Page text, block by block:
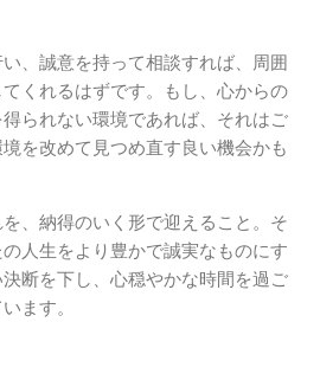
、誠意を持って相談すれば、周囲
くれるはずです。もし、心からの
られない環境であれば、それはご
を改めて見つめ直す良い機会かも
、納得のいく形で迎えること。そ
人生をより豊かで誠実なものにす
断を下し、心穏やかな時間を過ご
ます。